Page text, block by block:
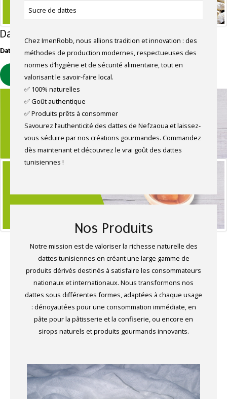
Dattes dénoyautées
Dattes Deglet Nour dénoyautées, saveur douce et texture fondante
EN SAVOIR PLUS
Sucre de dattes
Chez ImenRobb, nous allions tradition et innovation : des
méthodes de production modernes, respectueuses des
normes d’hygiène et de sécurité alimentaire, tout en
valorisant le savoir-faire local.
✅ 100% naturelles
✅ Goût authentique
✅ Produits prêts à consommer
Savourez l’authenticité des dattes de Nefzaoua et laissez-
vous séduire par nos créations gourmandes. Commandez
dès maintenant et découvrez le vrai goût des dattes
tunisiennes !
Nos Produits
Notre mission est de valoriser la richesse naturelle des
dattes tunisiennes en créant une large gamme de
produits dérivés destinés à satisfaire les consommateurs
nationaux et internationaux. Nous transformons nos
dattes sous différentes formes, adaptées à chaque usage
: dénoyautées pour une consommation immédiate, en
pâte pour la pâtisserie et la confiserie, ou encore en
sirops naturels et produits gourmands innovants.